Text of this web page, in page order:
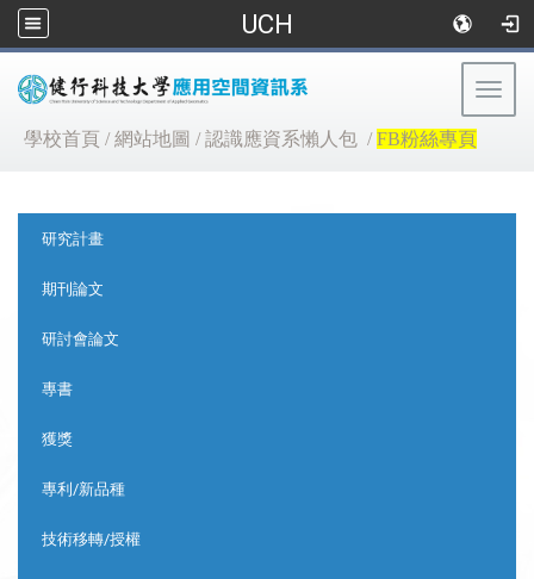
UCH
學校首頁 /網站地圖 /認識應資系懶人包 /FB粉絲專頁
研究計畫
期刊論文
研討會論文
專書
獲獎
專利/新品種
技術移轉/授權